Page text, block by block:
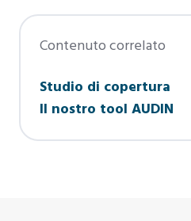
Contenuto correlato
Studio di copertura
Il nostro tool AUDIN